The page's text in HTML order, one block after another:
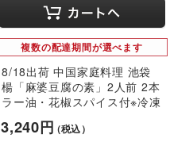
複数の配達期間が選べます
8/18出荷 中国家庭料理 池袋
楊「麻婆豆腐の素」2人前 2本
ラー油・花椒スパイス付※冷凍
3,240円（税込）